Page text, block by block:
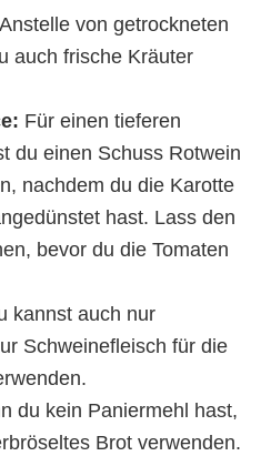
Anstelle von getrockneten
auch frische Kräuter
Für einen tieferen
du einen Schuss Rotwein
nachdem du die Karotte
hast. Lass den
bevor du die Tomaten
kannst auch nur
Schweinefleisch für die
du kein Paniermehl hast,
Brot verwenden.